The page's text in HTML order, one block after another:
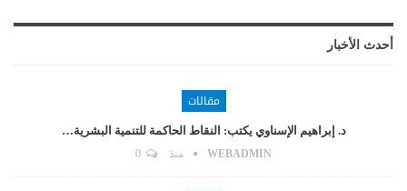
أحدث الأخبار
مقالات
د. إبراهيم الإسناوي يكتب: النقاط الحاكمة للتنمية البشرية…
WEBADMIN منذ